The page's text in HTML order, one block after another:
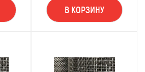
В КОРЗИНУ